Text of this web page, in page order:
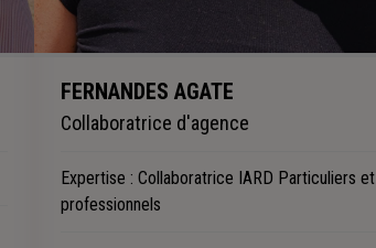
FERNANDES AGATE
Collaboratrice d'agence
Expertise : Collaboratrice IARD Particuliers et
professionnels